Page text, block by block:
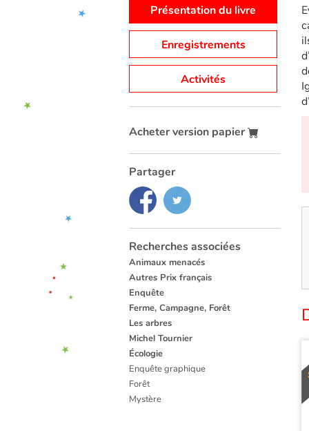
Présentation du livre
Enregistrements
Activités
Acheter version papier
Partager
Recherches associées
Animaux menacés
Autres Prix français
Enquête
Ferme, Campagne, Forêt
Les arbres
Michel Tournier
Écologie
Enquête graphique
Forêt
Mystère